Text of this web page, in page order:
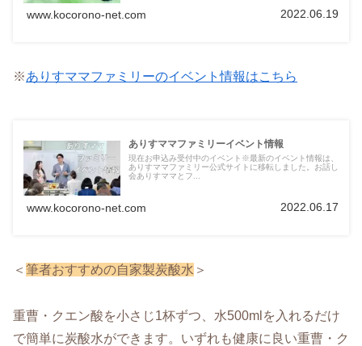
www.kocorono-net.com 2022.06.19
※ありすママファミリーのイベント情報はこちら
ありすママファミリーイベント情報
現在お申込み受付中のイベント※最新のイベント情報は、
ありすママファミリー公式サイトに移転しました。お話し
会ありすママとフ...
www.kocorono-net.com 2022.06.17
＜ 筆者おすすめの自家製炭酸水 ＞
重曹・クエン酸を小さじ1杯ずつ、水500mlを入れるだけ
で簡単に炭酸水ができます。いずれも健康に良い重曹・ク